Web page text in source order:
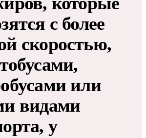
с более
скоростью,
или
видами
у